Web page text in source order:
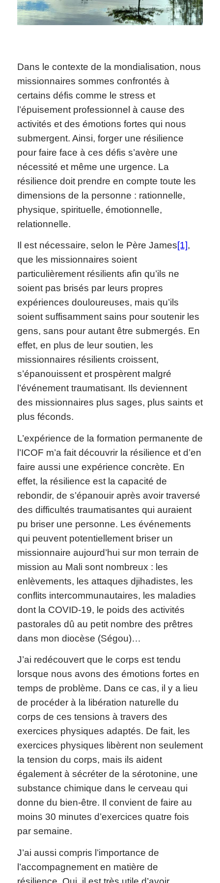
Dans le contexte de la mondialisation, nous
missionnaires sommes confrontés à
certains défis comme le stress et
l’épuisement professionnel à cause des
activités et des émotions fortes qui nous
submergent. Ainsi, forger une résilience
pour faire face à ces défis s’avère une
nécessité et même une urgence. La
résilience doit prendre en compte toute les
dimensions de la personne : rationnelle,
physique, spirituelle, émotionnelle,
relationnelle.
Il est nécessaire, selon le Père James[1],
que les missionnaires soient
particulièrement résilients afin qu’ils ne
soient pas brisés par leurs propres
expériences douloureuses, mais qu’ils
soient suffisamment sains pour soutenir les
gens, sans pour autant être submergés. En
effet, en plus de leur soutien, les
missionnaires résilients croissent,
s’épanouissent et prospèrent malgré
l’événement traumatisant. Ils deviennent
des missionnaires plus sages, plus saints et
plus féconds.
L’expérience de la formation permanente de
l’ICOF m’a fait découvrir la résilience et d’en
faire aussi une expérience concrète. En
effet, la résilience est la capacité de
rebondir, de s’épanouir après avoir traversé
des difficultés traumatisantes qui auraient
pu briser une personne. Les événements
qui peuvent potentiellement briser un
missionnaire aujourd’hui sur mon terrain de
mission au Mali sont nombreux : les
enlèvements, les attaques djihadistes, les
conflits intercommunautaires, les maladies
dont la COVID-19, le poids des activités
pastorales dû au petit nombre des prêtres
dans mon diocèse (Ségou)…
J’ai redécouvert que le corps est tendu
lorsque nous avons des émotions fortes en
temps de problème. Dans ce cas, il y a lieu
de procéder à la libération naturelle du
corps de ces tensions à travers des
exercices physiques adaptés. De fait, les
exercices physiques libèrent non seulement
la tension du corps, mais ils aident
également à sécréter de la sérotonine, une
substance chimique dans le cerveau qui
donne du bien-être. Il convient de faire au
moins 30 minutes d’exercices quatre fois
par semaine.
J’ai aussi compris l’importance de
l’accompagnement en matière de